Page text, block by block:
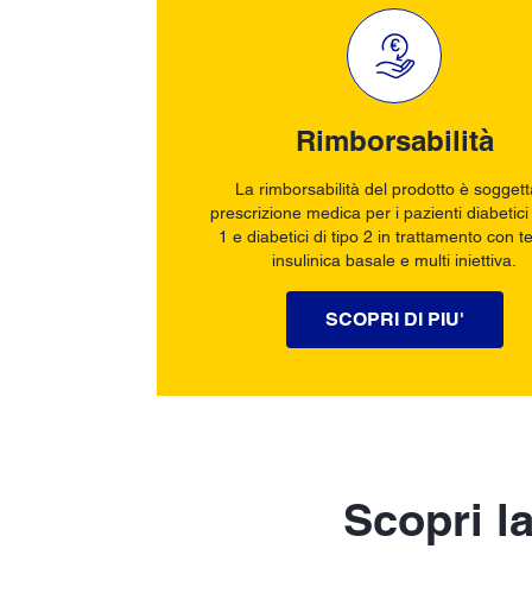
Rimborsabilità
La rimborsabilità del prodotto è
prescrizione medica per i pazienti
1 e diabetici di tipo 2 in trattamento con
insulinica basale e multi iniettiva.
SCOPRI DI PIU'
Scopri